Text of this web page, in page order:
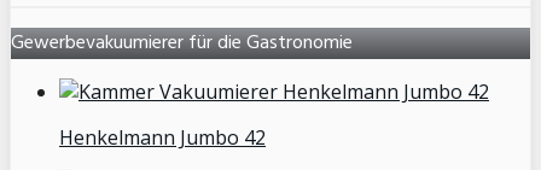
Gewerbevakuumierer für die Gastronomie
Henkelmann Jumbo 42